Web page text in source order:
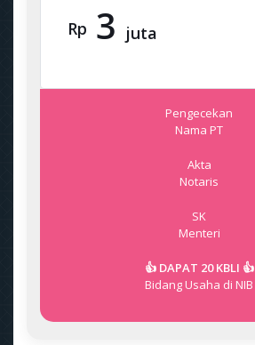
Rp 3 juta
Pengecekan
Nama PT
Akta
Notaris
SK
Menteri
👍 DAPAT 20 KBLI 👍
Bidang Usaha di NIB